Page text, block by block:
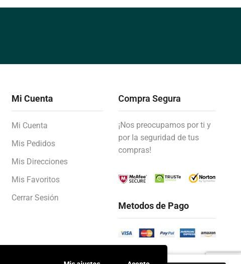
Mi Cuenta
Mi Cuenta
Mis Pedidos
Mis Direcciones
Mis Favoritos
Cerrar Sesión
Compra Segura
¡Nos preocupamos por ti y
por la seguridad de tus
compras!
Metodos de Pago